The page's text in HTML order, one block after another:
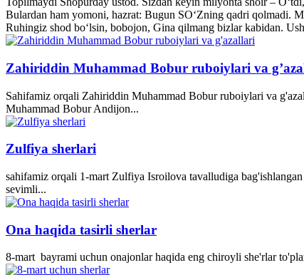
Bulardan ham yomoni, hazrat: Bugun SO‘Zning qadri qolmadi.
Ruhingiz shod bo‘lsin, bobojon, Gina qilmang bizlar kabidan.
Zahiriddin Muhammad Bobur ruboiylari va
Sahifamiz orqali Zahiriddin Muhammad Bobur ruboiylari va
Muhammad Bobur Andijon...
Zulfiya sherlari
sahifamiz orqali 1-mart Zulfiya Isroilova tavalludiga
sevimli...
Ona haqida tasirli sherlar
8-mart bayrami uchun onajonlar haqida eng chiroyli she'rlar